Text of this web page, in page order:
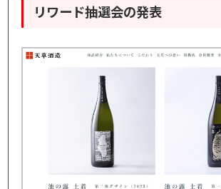
リワード抽選会の発表